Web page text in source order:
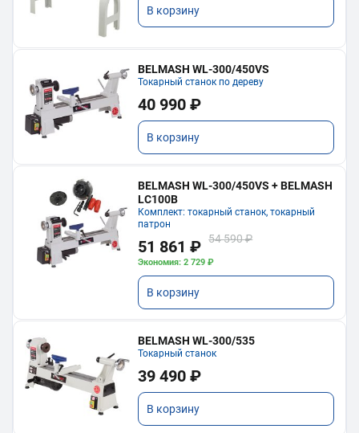
В корзину
BELMASH WL-300/450VS
Токарный станок по дереву
40 990 ₽
В корзину
BELMASH WL-300/450VS + BELMASH
LC100B
Комплект: токарный станок, токарный
патрон
51 861 ₽ 54 590 ₽
Экономия: 2 729 ₽
В корзину
BELMASH WL-300/535
Токарный станок
39 490 ₽
В корзину